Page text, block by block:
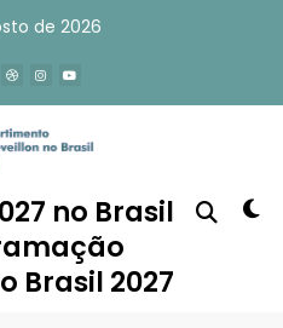
de 2026
no Brasil
Brasil 2027